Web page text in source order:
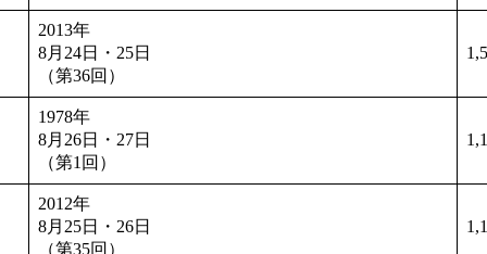
2013年
8月24日・25日
（第36回）
1978年
8月26日・27日
（第1回）
2012年
8月25日・26日
（第35回）